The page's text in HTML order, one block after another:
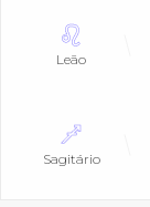
Leão
Sagitário